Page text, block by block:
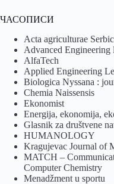
ЧАСОПИСИ
Acta agriculturae
Advanced Engineering
AlfaTech
Applied Engineering
Biologica Nyssana :
Chemia Naissensis
Ekonomist
Energija, ekonomija,
Glasnik za društvene
HUMANOLOGY
Kragujevac Journal of
MATCH –
Computer Chemistry
Menadžment u sportu